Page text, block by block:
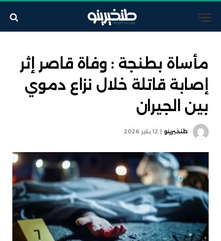
مأساة بطنجة : وفاة قاصر إثر
إصابة قاتلة خلال نزاع دموي
بين الجيران
طنخيرينو 12 يناير 2026